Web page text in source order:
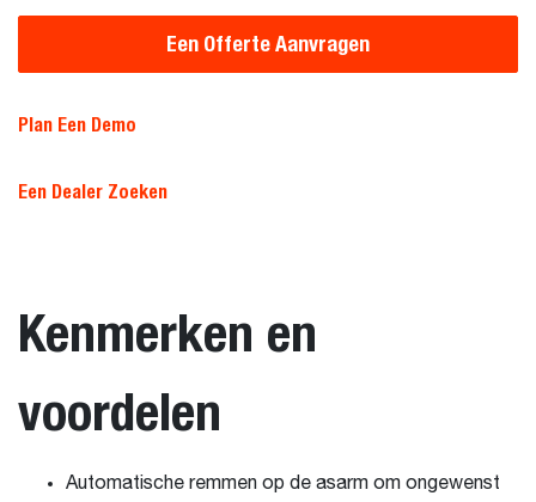
Een Offerte Aanvragen
Plan Een Demo
Een Dealer Zoeken
Kenmerken en
voordelen
Automatische remmen op de asarm om ongewenst